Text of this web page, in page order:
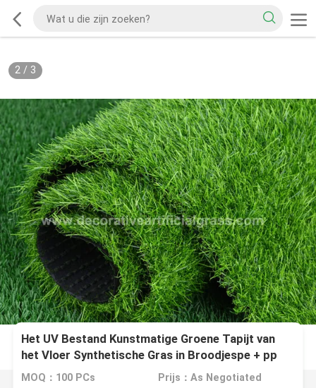
2/ 3
Het UV Bestand Kunstmatige Groene Tapijt van
het Vloer Synthetische Gras in Broodjespe + pp
8800D 40mm
MOQ：100 PCs Prijs：As Negotiated